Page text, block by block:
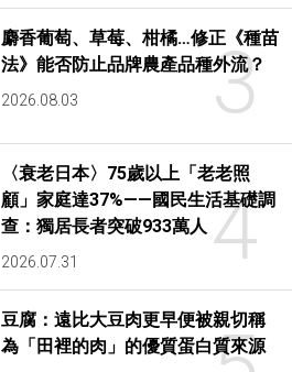
3
麝香葡萄、草莓、柑橘…修正《種苗
法》能否防止品牌農產品種外流？
2026.08.03
4
〈衰老日本〉75歲以上「老老照
顧」家庭達37%——國民生活基礎調
查：獨居長者突破933萬人
2026.07.31
豆腐：遠比大豆肉更早便被親切稱
為「田裡的肉」的優質蛋白質來源